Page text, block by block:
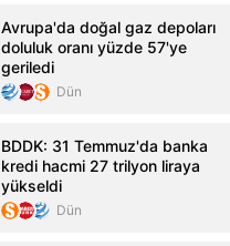
Avrupa'da doğal gaz depoları
doluluk oranı yüzde 57'ye
geriledi
Dün
BDDK: 31 Temmuz'da banka
kredi hacmi 27 trilyon liraya
yükseldi
Dün